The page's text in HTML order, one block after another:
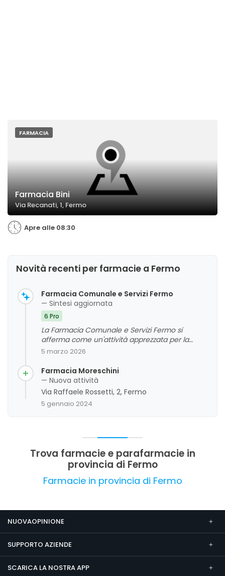
FARMACIA
Farmacia Bini
Via Recanati, 1, Fermo
Apre alle 08:30
Novità recenti per farmacie a Fermo
Farmacia Comunale e Servizi Fermo
— Sintesi aggiornata
6 Pro
La Farmacia Comunale e Servizi Fermo si
afferma come un'attività apprezzata per la
cortesia e la professionalità del personale, con
servizi offerti, come il punto vaccinazioni covid.
Tuttavia, emergono alcune criticità nella
reperibilità telefonica. Nel complesso, la clientela
valuta positivamente l'ambiente e l'assistenza,
con margini di miglioramento nella
5 marzo 2026
Farmacia Moreschini
— Nuova attività
Via Raffaele Rossetti, 2, Fermo
5 gennaio 2024
Trova farmacie e parafarmacie in
provincia di Fermo
Farmacie in provincia di Fermo
NUOVAOPINIONE
SUPPORTO AZIENDE
SCARICA LA NOSTRA APP